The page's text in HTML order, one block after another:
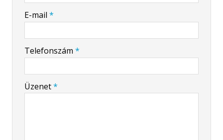
-
E-mail *
Telefonszám *
Üzenet*